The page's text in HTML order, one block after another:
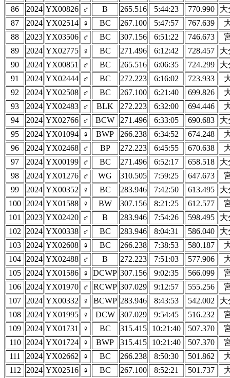
86
2024 YX00826 ♂ B 265.516 5:44:23 770.990
大
87
2024 YX02514 ♀ BC 267.100 5:47:57 767.639
88
2023 YX03506 ♂ BC 307.156 6:51:22 746.673
89
2024 YX02775 ♀ BC 271.496 6:12:42 728.457
大
90
2024 YX00851 ♂ BC 265.516 6:06:35 724.299
大
91
2024 YX02444 ♂ BC 272.223 6:16:02 723.933
92
2024 YX02508 ♂ BC 267.100 6:21:40 699.826
93
2024 YX02483 ♂ BLK 272.223 6:32:00 694.446
94
2024 YX02766 ♂ BCW 271.496 6:33:05 690.683
大
95
2024 YX01094 ♀ BWP 266.238 6:34:52 674.248
96
2024 YX02468 ♂ BP 272.223 6:45:55 670.638
97
2024 YX00199 ♂ BC 271.496 6:52:17 658.518
大
98
2024 YX01276 ♂ WG 310.505 7:59:25 647.673
99
2024 YX00352 ♀ BC 283.946 7:42:50 613.495
大
100
2024 YX01588 ♀ BW 307.156 8:21:25 612.577
101
2023 YX02420 ♂ B 283.946 7:54:26 598.495
大
102
2024 YX00338 ♂ BC 283.946 8:04:31 586.040
大
103
2024 YX02608 ♀ BC 266.238 7:38:53 580.187
104
2024 YX02488 ♂ B 272.223 7:51:03 577.906
105
2024 YX01586 ♀ DCWP 307.156 9:02:35 566.099
106
2024 YX01970 ♂ RCWP 307.029 9:12:57 555.256
107
2024 YX00332 ♀ BCWP 283.946 8:43:53 542.002
大
108
2024 YX01995 ♀ DCW 307.029 9:54:45 516.232
109
2024 YX01731 ♀ BC 315.415 10:21:40 507.370
110
2024 YX01724 ♀ BWP 315.415 10:21:40 507.370
111
2024 YX02662 ♀ BC 266.238 8:50:30 501.862
112
2024 YX02516 ♀ BC 267.100 8:52:21 501.737